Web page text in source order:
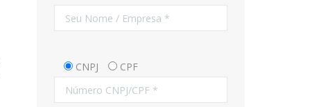
CNPJ CPF